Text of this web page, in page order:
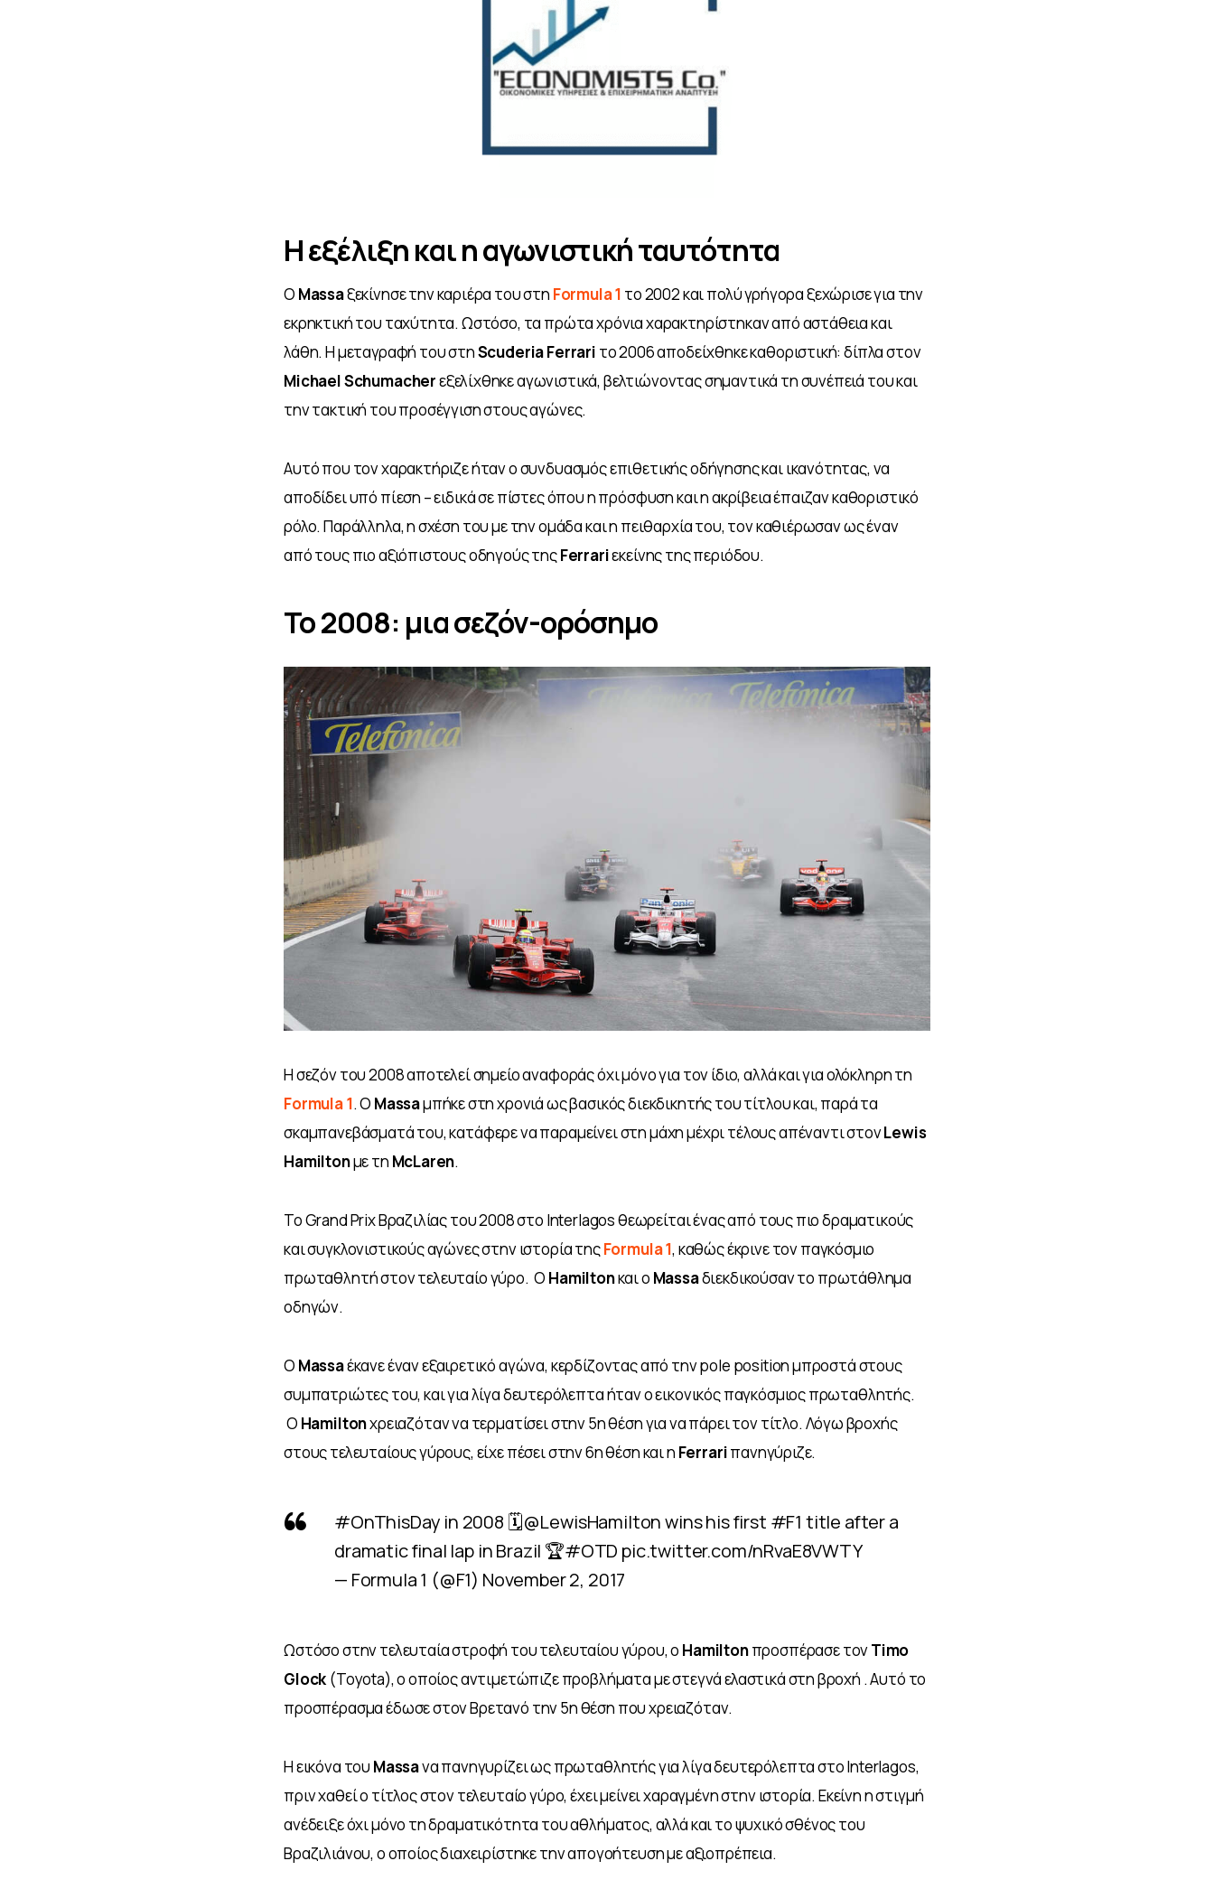
Η εξέλιξη και η αγωνιστική ταυτότητα
Ο Massa ξεκίνησε την καριέρα του στη Formula 1 το 2002 και πολύ γρήγορα ξεχώρισε για την
εκρηκτική του ταχύτητα. Ωστόσο, τα πρώτα χρόνια χαρακτηρίστηκαν από αστάθεια και
λάθη. Η μεταγραφή του στη Scuderia Ferrari το 2006 αποδείχθηκε καθοριστική: δίπλα στον
Michael Schumacher εξελίχθηκε αγωνιστικά, βελτιώνοντας σημαντικά τη συνέπειά του και
την τακτική του προσέγγιση στους αγώνες.
Αυτό που τον χαρακτήριζε ήταν ο συνδυασμός επιθετικής οδήγησης και ικανότητας, να
αποδίδει υπό πίεση – ειδικά σε πίστες όπου η πρόσφυση και η ακρίβεια έπαιζαν καθοριστικό
ρόλο. Παράλληλα, η σχέση του με την ομάδα και η πειθαρχία του, τον καθιέρωσαν ως έναν
από τους πιο αξιόπιστους οδηγούς της Ferrari εκείνης της περιόδου.
Το 2008: μια σεζόν-ορόσημο
Η σεζόν του 2008 αποτελεί σημείο αναφοράς όχι μόνο για τον ίδιο, αλλά και για ολόκληρη τη
Formula 1. Ο Massa μπήκε στη χρονιά ως βασικός διεκδικητής του τίτλου και, παρά τα
σκαμπανεβάσματά του, κατάφερε να παραμείνει στη μάχη μέχρι τέλους απέναντι στον Lewis
Hamilton με τη McLaren.
Το Grand Prix Βραζιλίας του 2008 στο Interlagos θεωρείται ένας από τους πιο δραματικούς
και συγκλονιστικούς αγώνες στην ιστορία της Formula 1, καθώς έκρινε τον παγκόσμιο
πρωταθλητή στον τελευταίο γύρο.  Ο Hamilton και ο Massa διεκδικούσαν το πρωτάθλημα
οδηγών.
Ο Massa έκανε έναν εξαιρετικό αγώνα, κερδίζοντας από την pole position μπροστά στους
συμπατριώτες του, και για λίγα δευτερόλεπτα ήταν ο εικονικός παγκόσμιος πρωταθλητής.
Ο Hamilton χρειαζόταν να τερματίσει στην 5η θέση για να πάρει τον τίτλο. Λόγω βροχής
στους τελευταίους γύρους, είχε πέσει στην 6η θέση και η Ferrari πανηγύριζε.
#OnThisDay in 2008 🗓@LewisHamiltonwins his first #F1 title after a
dramatic final lap in Brazil 🏆#OTD pic.twitter.com/nRvaE8VWTY
— Formula 1 (@F1) November 2, 2017
Ωστόσο στην τελευταία στροφή του τελευταίου γύρου, ο Hamilton προσπέρασε τον Timo
Glock (Toyota), ο οποίος αντιμετώπιζε προβλήματα με στεγνά ελαστικά στη βροχή . Αυτό το
προσπέρασμα έδωσε στον Βρετανό την 5η θέση που χρειαζόταν.
Η εικόνα του Massa να πανηγυρίζει ως πρωταθλητής για λίγα δευτερόλεπτα στο Interlagos,
πριν χαθεί ο τίτλος στον τελευταίο γύρο, έχει μείνει χαραγμένη στην ιστορία. Εκείνη η στιγμή
ανέδειξε όχι μόνο τη δραματικότητα του αθλήματος, αλλά και το ψυχικό σθένος του
Βραζιλιάνου, ο οποίος διαχειρίστηκε την απογοήτευση με αξιοπρέπεια.